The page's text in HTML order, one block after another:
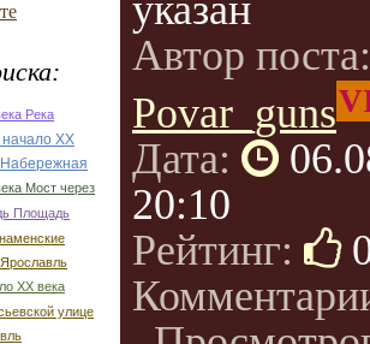
Река
ХХ
Набережная
Мост через
Площадь
ХХ века
улице
указан
Автор
Povar_guns
Дата:
20:10
Рейтинг: